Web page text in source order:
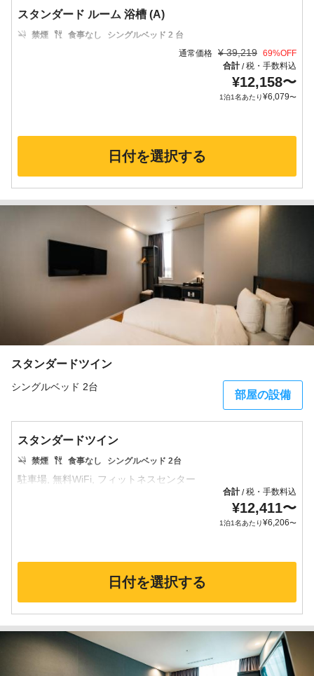
スタンダード ルーム 浴槽 (A)
禁煙 食事なし
シングルベッド 2 台
通常価格 ¥ 39,219 69%OFF
合計/税・手数料込
¥12,158〜
1泊1名あたり¥6,079〜
日付を選択する
スタンダードツイン
シングルベッド 2台
部屋の設備
スタンダードツイン
禁煙 食事なし シングルベッド 2台
合計/税・手数料込
¥12,411〜
1泊1名あたり¥6,206〜
日付を選択する